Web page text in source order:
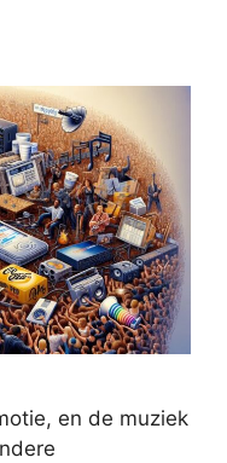
en de muziek